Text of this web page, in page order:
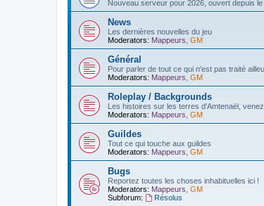
Nouveau serveur pour 2026, ouvert depuis le
News
Les dernières nouvelles du jeu
Moderators: Mappeurs GM
Général
Pour parler de tout ce qui n'est pas traité
Moderators: Mappeurs GM
Roleplay / Backgrounds
Les histoires sur les terres d'Amtenaël,
Moderators: Mappeurs GM
Guildes
Tout ce qui touche aux guildes
Moderators: Mappeurs GM
Bugs
Reportez toutes les choses inhabituelles ici !
Moderators: Mappeurs GM
Subforum:
Résolus